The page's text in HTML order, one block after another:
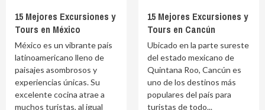
15 Mejores Excursiones y
Tours en México
México es un vibrante país
latinoamericano lleno de
paisajes asombrosos y
experiencias únicas. Su
excelente cocina atrae a
muchos turistas, al igual
15 Mejores Excursiones y
Tours en Cancún
Ubicado en la parte sureste
del estado mexicano de
Quintana Roo, Cancún es
uno de los destinos más
populares del país para
turistas de todo...